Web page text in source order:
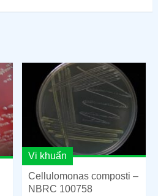
Vi khuẩn
Cellulomonas composti –
NBRC 100758